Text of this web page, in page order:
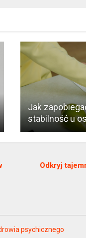
Jak
stabilność u
Odkryj
psychicznego